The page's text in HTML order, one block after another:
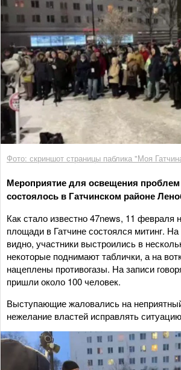
Фото: скриншот страницы паблика "Моя
Мероприятие для освещения проблем
состоялось в Гатчинском районе
Как стало известно 47news, 11 февраля
площади в Гатчине состоялся митинг.
видно, участники выстроились в
некоторые поднимают таблички, а на
нацеплены противогазы. На записи
пришли около 100 человек.
Выступающие жаловались на
нежелание властей исправлять